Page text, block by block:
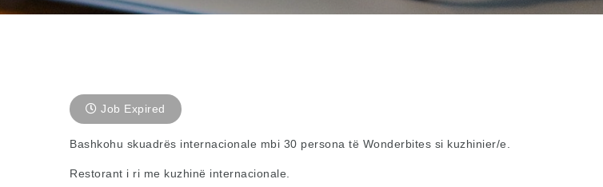
Job Expired
Bashkohu skuadrës internacionale mbi 30 persona të Wonderbites si kuzhinier/e.
Restorant i ri me kuzhinë internacionale.